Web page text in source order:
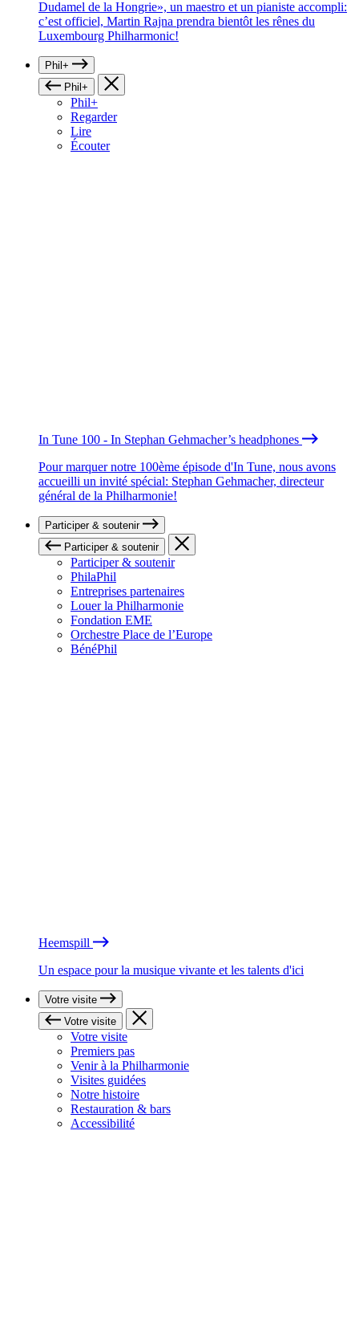
Dudamel de la Hongrie», un maestro et un pianiste accompli:
c’est officiel, Martin Rajna prendra bientôt les rênes du
Luxembourg Philharmonic!
Phil+
Phil+
Phil+
Regarder
Lire
Écouter
In Tune 100 - In Stephan Gehmacher’s headphones
Pour marquer notre 100ème épisode d'In Tune, nous avons
accueilli un invité spécial: Stephan Gehmacher, directeur
général de la Philharmonie!
Participer & soutenir
Participer & soutenir
Participer & soutenir
PhilaPhil
Entreprises partenaires
Louer la Philharmonie
Fondation EME
Orchestre Place de l’Europe
BénéPhil
Heemspill
Un espace pour la musique vivante et les talents d'ici
Votre visite
Votre visite
Votre visite
Premiers pas
Venir à la Philharmonie
Visites guidées
Notre histoire
Restauration & bars
Accessibilité